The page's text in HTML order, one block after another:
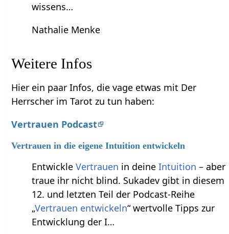
wissens…
Nathalie Menke
Weitere Infos
Hier ein paar Infos, die vage etwas mit Der
Herrscher im Tarot zu tun haben:
Vertrauen Podcast
Vertrauen in die eigene Intuition entwickeln
EntwickleVertrauen in deineIntuition – aber
traue ihr nicht blind. Sukadev gibt in diesem
12. und letzten Teil der Podcast-Reihe
„Vertrauen entwickeln“ wertvolle Tipps zur
Entwicklung der I…